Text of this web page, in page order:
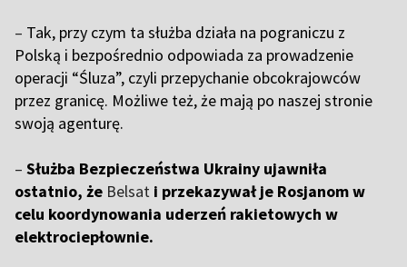
– Tak, przy czym ta służba działa na pograniczu z
Polską i bezpośrednio odpowiada za prowadzenie
operacji “Śluza”, czyli przepychanie obcokrajowców
przez granicę. Możliwe też, że mają po naszej stronie
swoją agenturę.
– Służba Bezpieczeństwa Ukrainy ujawniła
ostatnio, że Belsat i przekazywał je Rosjanom w
celu koordynowania uderzeń rakietowych w
elektrociepłownie.